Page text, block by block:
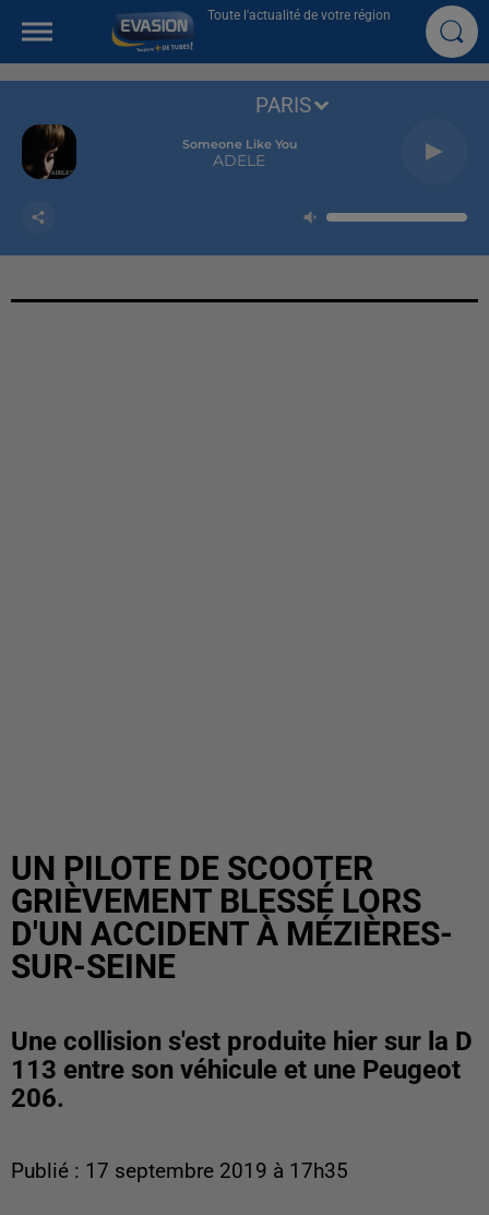
Toute l'actualité de votre région
Someone Like You
ADELE
PARIS
UN PILOTE DE SCOOTER
GRIÈVEMENT BLESSÉ LORS
D'UN ACCIDENT À MÉZIÈRES-
SUR-SEINE
Une collision s'est produite hier sur la D
113 entre son véhicule et une Peugeot
206.
Publié : 17 septembre 2019 à 17h35